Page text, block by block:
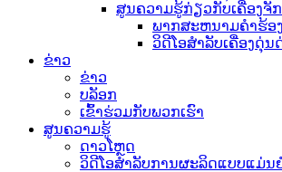
ສູນຄວາມຮູ້ກ່ຽວກັບເຄື່ອງຈັ
ພາກສະຫນາມຄໍາຮ້ອ
ວິດີໂອສຳລັບເຄື່ອງດຸ່ນ
ຂ່າວ
ຂ່າວ
ບລັອກ
ເຂົ້າຮ່ວມກັບພວກເຮົາ
ສູນຄວາມຮູ້
ດາວໂຫຼດ
ວິດີໂອສຳລັບການຜະລິດແບບແມ່ນ